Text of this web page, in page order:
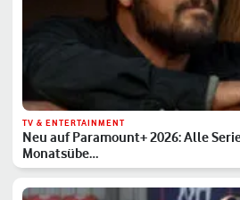
TV & ENTERTAINMENT
Neu auf Paramount+ 2026: Alle
Monatsübe…